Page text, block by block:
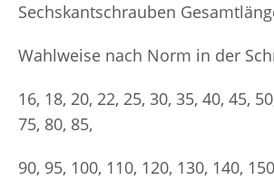
Sechskantschrauben
Wahlweise nach Norm in der
16, 18, 20, 22, 25, 30, 35, 40, 45,
75, 80, 85,
90, 95, 100, 110, 120, 130, 140,